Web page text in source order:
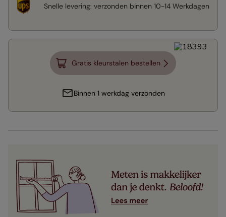
Snelle levering: verzonden binnen 10-14 Werkdagen
Gratis kleurstalen bestellen
Binnen 1 werkdag verzonden